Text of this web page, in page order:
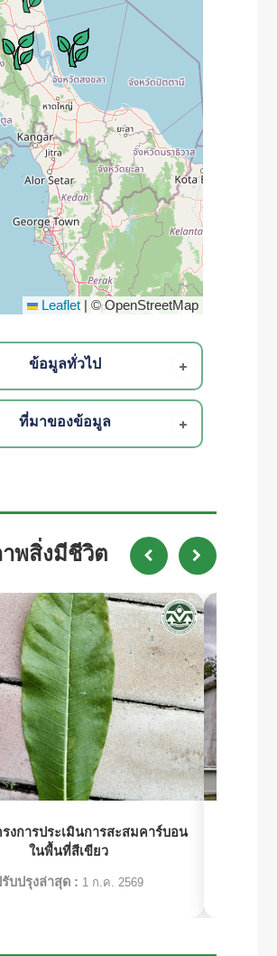
Leaflet © OpenStreetMap
ข้อมูลทั่วไป
ที่มาของข้อมูล
พสิ่งมีชีวิต
งการประเมินการสะสมคาร์บอน
ในพื้นที่สีเขียว
บปรุงล่าสุด : 1 ก.ค. 2569